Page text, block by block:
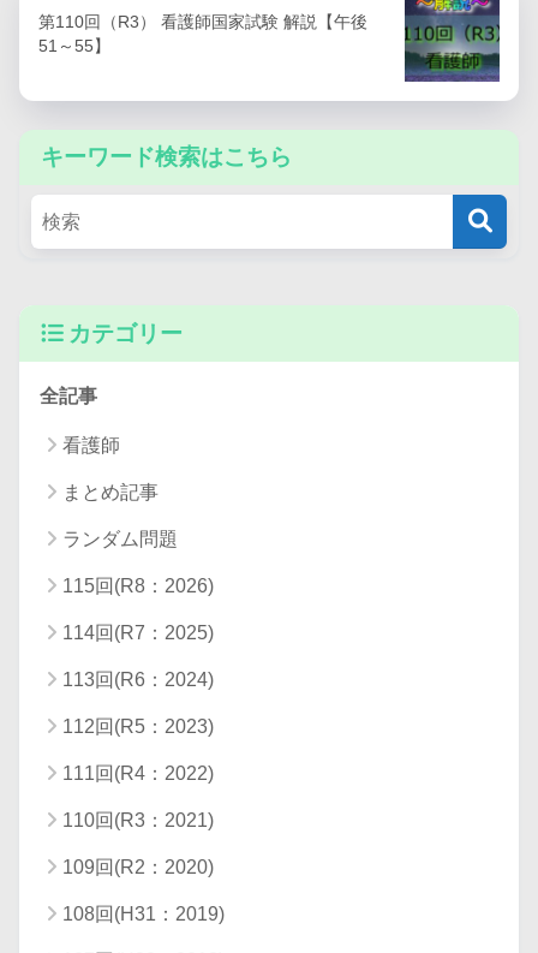
第110回（R3） 看護師国家試験 解説【午後
51～55】
キーワード検索はこちら
カテゴリー
全記事
看護師
まとめ記事
ランダム問題
115回(R8：2026)
114回(R7：2025)
113回(R6：2024)
112回(R5：2023)
111回(R4：2022)
110回(R3：2021)
109回(R2：2020)
108回(H31：2019)